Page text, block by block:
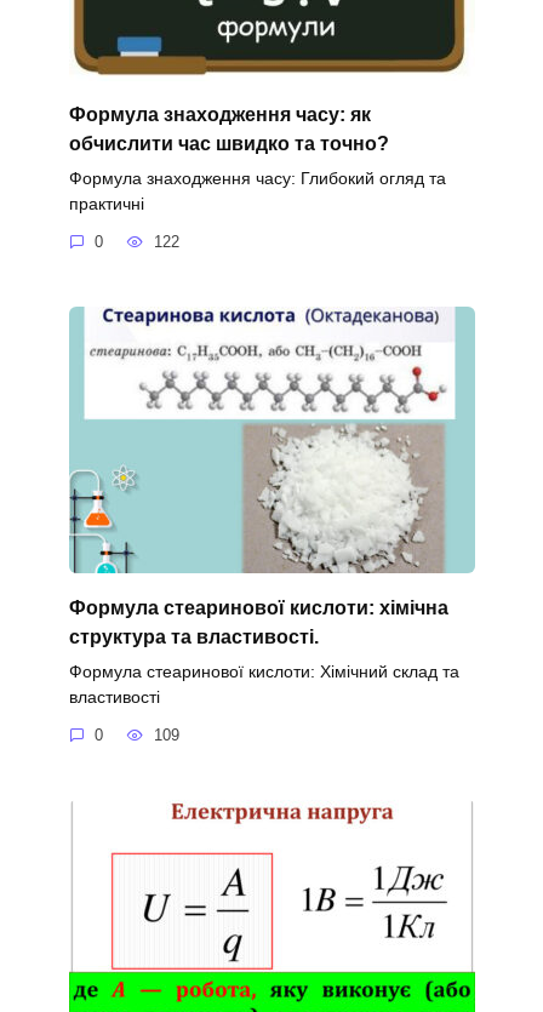
Формула знаходження часу: як
обчислити час швидко та точно?
Формула знаходження часу: Глибокий огляд та
практичні
0 122
Формула стеаринової кислоти: хімічна
структура та властивості.
Формула стеаринової кислоти: Хімічний склад та
властивості
0 109